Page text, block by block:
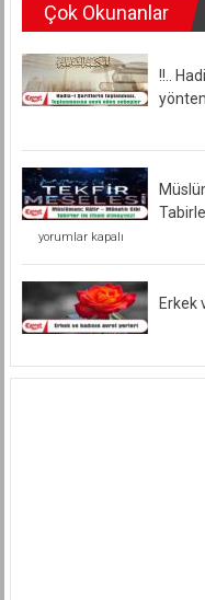
Çok Okunanlar
!!..
Müslüman’ı;
Münafıklık
Ve
Benzeri
Tabirlerle
İtham
yorumlar kapalı
Erkek